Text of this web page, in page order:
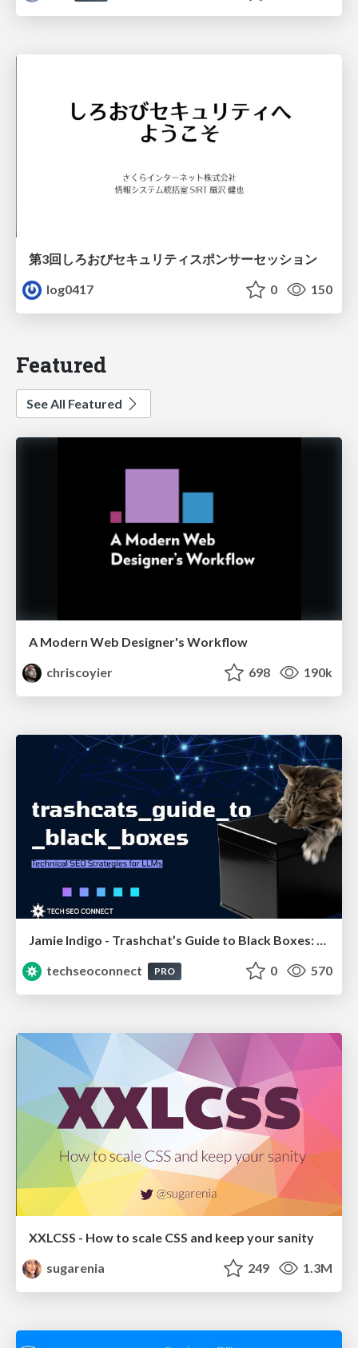
第3回しろおびセキュリティスポンサーセッション
log0417
0 150
Featured
See All Featured
A Modern Web Designer's Workflow
chriscoyier
698 190k
Jamie Indigo - Trashchat’s Guide to Black Boxes: Technical SEO Tactics for LLMs
techseoconnect
PRO 0 570
XXLCSS - How to scale CSS and keep your sanity
sugarenia
249 1.3M